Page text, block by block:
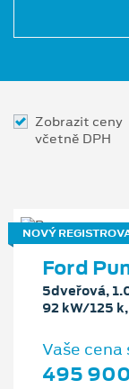
Zobrazit ceny
včetně DPH
NOVÝ
Ford
5dveřová,
92 kW/125
Vaše cena
495